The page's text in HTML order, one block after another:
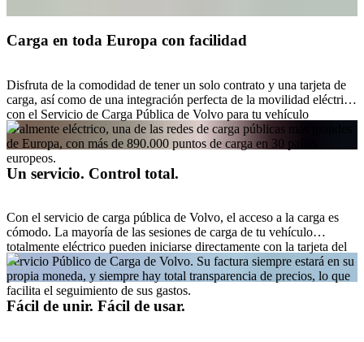
Carga en toda Europa con facilidad
Disfruta de la comodidad de tener un solo contrato y una tarjeta de
carga, así como de una integración perfecta de la movilidad eléctrica
con el Servicio de Carga Pública de Volvo para tu vehículo
totalmente eléctrico, una de las redes de carga públicas más grandes
de Europa, con más de 890.000 puntos de carga en 30 países
europeos.
Un servicio. Control total.
Con el servicio de carga pública de Volvo, el acceso a la carga es
cómodo. La mayoría de las sesiones de carga de tu vehículo
totalmente eléctrico pueden iniciarse directamente con la tarjeta del
Servicio Público de Carga de Volvo. Su factura siempre estará en su
propia moneda, y siempre hay total transparencia de precios, lo que
facilita el seguimiento de sus gastos.
Fácil de unir. Fácil de usar.